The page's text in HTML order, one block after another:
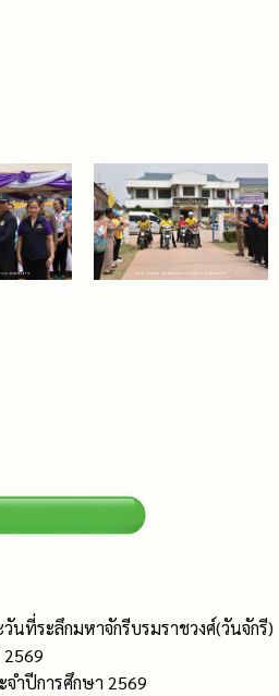
ที่ระลึกมหาจักรีบรมราชวงศ์(วันจักรี)
ำปีการศึกษา 2569